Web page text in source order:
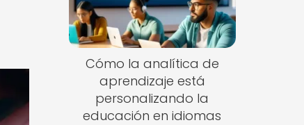
Cómo la analítica de
aprendizaje está
personalizando la
educación en idiomas